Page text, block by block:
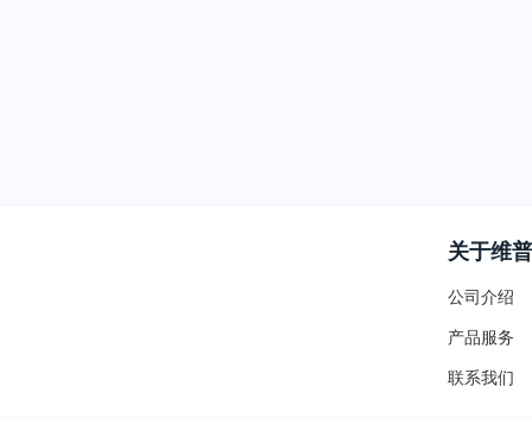
关于维普
公司介绍
产品服务
联系我们